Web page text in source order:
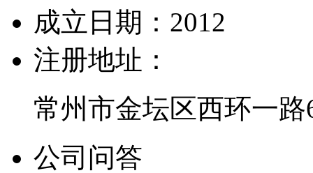
成立日期： 2012
注册地址：
常州市金坛区西环一路
公司问答